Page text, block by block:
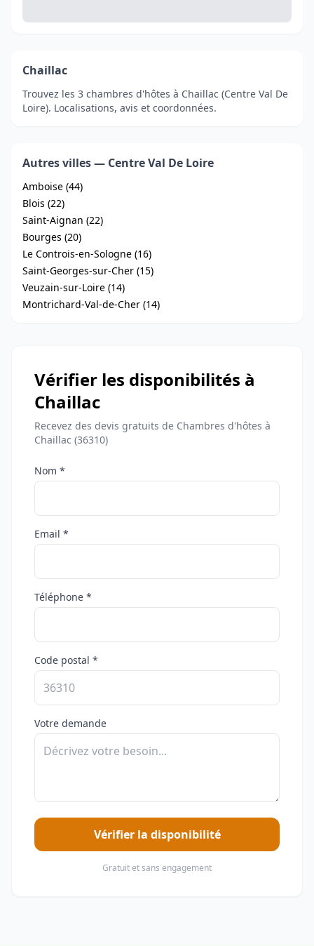
Chaillac
Trouvez les 3 chambres d'hôtes à Chaillac (Centre Val De
Loire). Localisations, avis et coordonnées.
Autres villes — Centre Val De Loire
Amboise (44)
Blois (22)
Saint-Aignan (22)
Bourges (20)
Le Controis-en-Sologne (16)
Saint-Georges-sur-Cher (15)
Veuzain-sur-Loire (14)
Montrichard-Val-de-Cher (14)
Vérifier les disponibilités à
Chaillac
Recevez des devis gratuits de Chambres d'hôtes à
Chaillac (36310)
Nom *
Email *
Téléphone *
Code postal *
Votre demande
Vérifier la disponibilité
Gratuit et sans engagement